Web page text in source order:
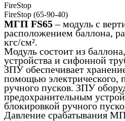
FireStop
FireStop (65-90-40)
МГП FS65– модуль с
расположением баллона,
кгс/см².
Модуль состоит из
устройства и сифонной
ЗПУ обеспечивает
помощью электрического,
ручного пусков. ЗПУ
предохранительным
блокировкой ручного
Давление срабатывания